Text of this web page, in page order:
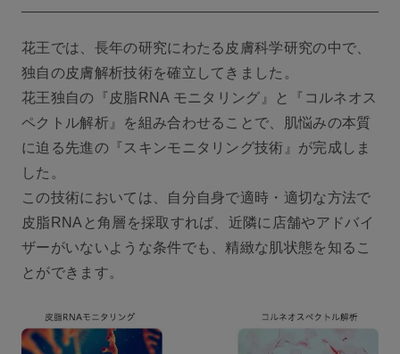
花王では、長年の研究にわたる皮膚科学研究の中で、
独自の皮膚解析技術を確立してきました。
花王独自の『皮脂RNA モニタリング』と『コルネオス
ペクトル解析』を組み合わせることで、肌悩みの本質
に迫る先進の『スキンモニタリング技術』が完成しま
した。
この技術においては、自分自身で適時・適切な方法で
皮脂RNAと角層を採取すれば、近隣に店舗やアドバイ
ザーがいないような条件でも、精緻な肌状態を知るこ
とができます。